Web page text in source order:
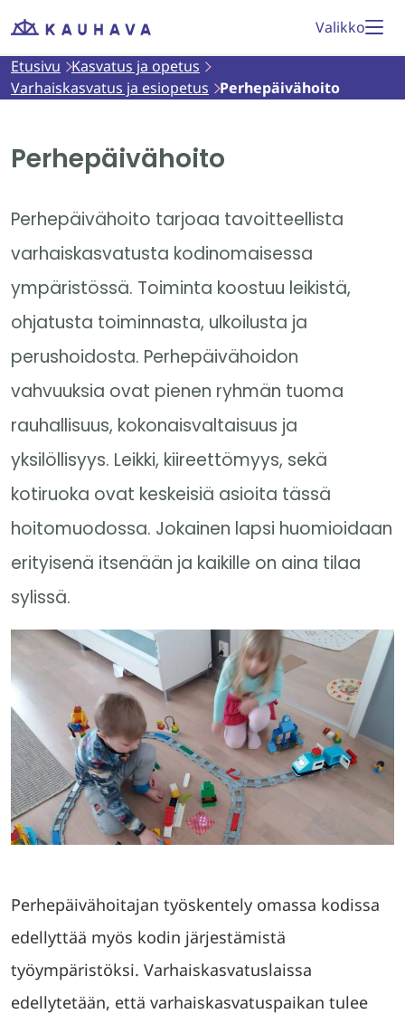
Siirry
Etusivu
Valikko
Etusivu Kasvatus ja opetus
Varhaiskasvatus ja esiopetus Perhepäivähoito
Perhepäivähoito
Perhepäivähoito tarjoaa tavoitteellista
varhaiskasvatusta kodinomaisessa
ympäristössä. Toiminta koostuu leikistä,
ohjatusta toiminnasta, ulkoilusta ja
perushoidosta. Perhepäivähoidon
vahvuuksia ovat pienen ryhmän tuoma
rauhallisuus, kokonaisvaltaisuus ja
yksilöllisyys. Leikki, kiireettömyys, sekä
kotiruoka ovat keskeisiä asioita tässä
hoitomuodossa. Jokainen lapsi huomioidaan
erityisenä itsenään ja kaikille on aina tilaa
sylissä.
Perhepäivähoitajan työskentely omassa kodissa
edellyttää myös kodin järjestämistä
työympäristöksi. Varhaiskasvatuslaissa
edellytetään, että varhaiskasvatuspaikan tulee